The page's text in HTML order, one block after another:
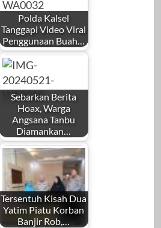
Polda Kalsel
Tanggapi Video Viral
Penggunaan Buah…
Sebarkan Berita
Hoax, Warga
Angsana Tanbu
Diamankan…
Tersentuh Kisah Dua
Yatim Piatu Korban
Banjir Rob,…